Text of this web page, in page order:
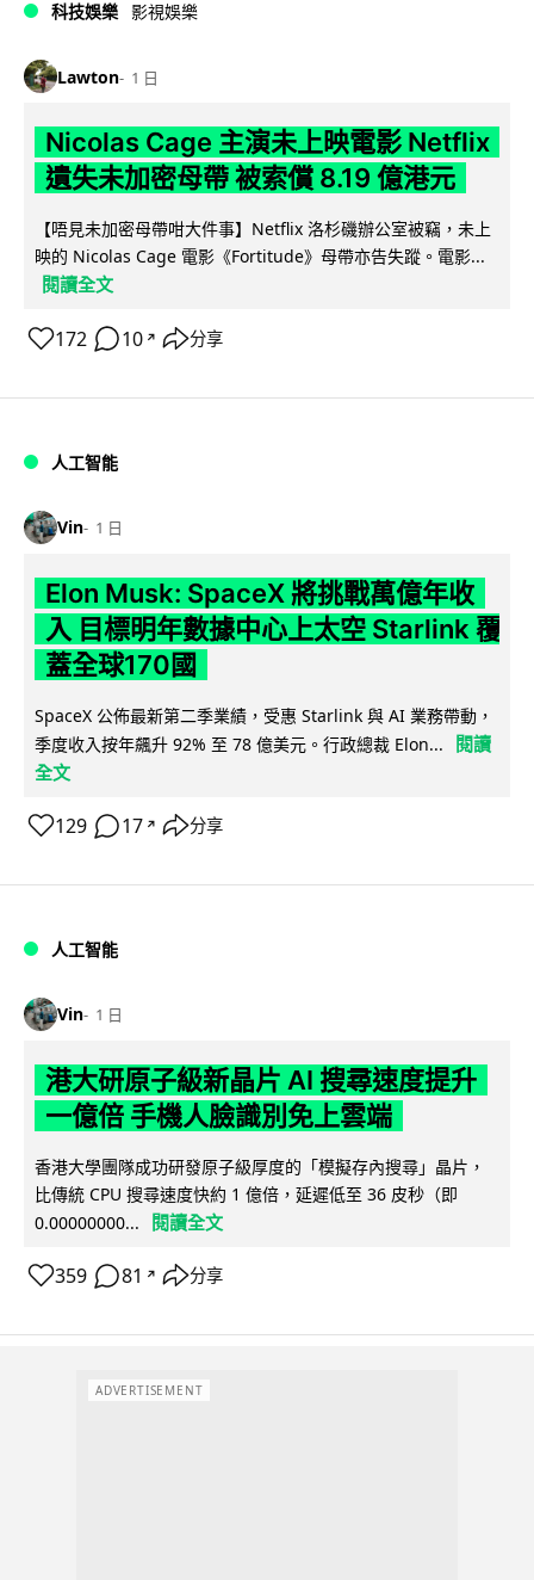
科技娛樂 影視娛樂
Lawton 1 日
Nicolas Cage 主演未上映電影 Netflix
遺失未加密母帶 被索償 8.19 億港元
【唔見未加密母帶咁大件事】Netflix 洛杉磯辦公室被竊，未上
映的 Nicolas Cage 電影《Fortitude》母帶亦告失蹤。電影...
閱讀全文
172 10 ↗ 分享
人工智能
Vin 1 日
Elon Musk: SpaceX 將挑戰萬億年收
入 目標明年數據中心上太空 Starlink 覆
蓋全球170國
SpaceX 公佈最新第二季業績，受惠 Starlink 與 AI 業務帶動，
季度收入按年飆升 92% 至 78 億美元。行政總裁 Elon...
閱讀
全文
129 17 ↗ 分享
人工智能
Vin 1 日
港大研原子級新晶片 AI 搜尋速度提升
一億倍 手機人臉識別免上雲端
香港大學團隊成功研發原子級厚度的「模擬存內搜尋」晶片，
比傳統 CPU 搜尋速度快約 1 億倍，延遲低至 36 皮秒（即
0.00000000...
閱讀全文
359 81 ↗ 分享
ADVERTISEMENT